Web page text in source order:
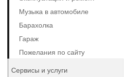
Музыка в автомобиле
Барахолка
Гараж
Пожелания по сайту
Сервисы и услуги